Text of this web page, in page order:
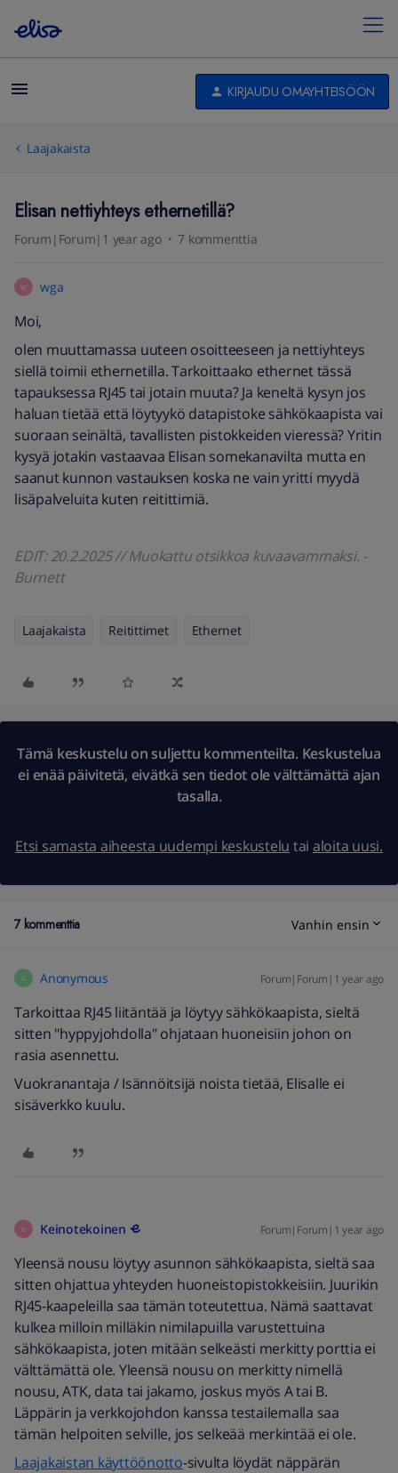
KIRJAUDU OMAYHTEISÖÖN
Laajakaista
Elisan nettiyhteys ethernetillä?
Forum|Forum|1 year ago 7 kommenttia
W wga
Moi,
olen muuttamassa uuteen osoitteeseen ja nettiyhteys
siellä toimii ethernetilla. Tarkoittaako ethernet tässä
tapauksessa RJ45 tai jotain muuta? Ja keneltä kysyn jos
haluan tietää että löytyykö datapistoke sähkökaapista vai
suoraan seinältä, tavallisten pistokkeiden vieressä? Yritin
kysyä jotakin vastaavaa Elisan somekanavilta mutta en
saanut kunnon vastauksen koska ne vain yritti myydä
lisäpalveluita kuten reitittimiä.
EDIT: 20.2.2025 // Muokattu otsikkoa kuvaavammaksi. -
Burnett
Laajakaista Reitittimet Ethernet
Tämä keskustelu on suljettu kommenteilta. Keskustelua
ei enää päivitetä, eivätkä sen tiedot ole välttämättä ajan
tasalla.
Etsi samasta aiheesta uudempi keskustelu tai aloita uusi.
7 kommenttia Vanhin ensin
A Anonymous Forum|Forum|1 year ago
Tarkoittaa RJ45 liitäntää ja löytyy sähkökaapista, sieltä
sitten "hyppyjohdolla" ohjataan huoneisiin johon on
rasia asennettu.
Vuokranantaja / Isännöitsijä noista tietää, Elisalle ei
sisäverkko kuulu.
K Keinotekoinen Forum|Forum|1 year ago
Yleensä nousu löytyy asunnon sähkökaapista, sieltä saa
sitten ohjattua yhteyden huoneistopistokkeisiin. Juurikin
RJ45-kaapeleilla saa tämän toteutettua. Nämä saattavat
kulkea milloin milläkin nimilapuilla varustettuina
sähkökaapista, joten mitään selkeästi merkitty porttia ei
välttämättä ole. Yleensä nousu on merkitty nimellä
nousu, ATK, data tai jakamo, joskus myös A tai B.
Läppärin ja verkkojohdon kanssa testailemalla saa
tämän helpoiten selville, jos selkeää merkintää ei ole.
Laajakaistan käyttöönotto-sivulta löydät näppärän